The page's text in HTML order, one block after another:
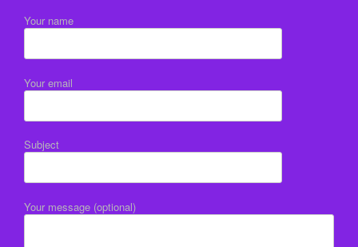
Your name
Your email
Subject
Your message (optional)